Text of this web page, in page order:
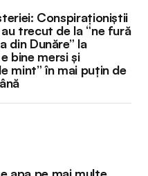
Conspiraționiștii
trecut de la “ne fură
din Dunăre” la
bine mersi și
mint” în mai puțin de